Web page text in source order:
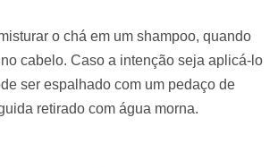
o chá em um shampoo, quando
cabelo. Caso a intenção seja aplicá-lo
ser espalhado com um pedaço de
retirado com água morna.